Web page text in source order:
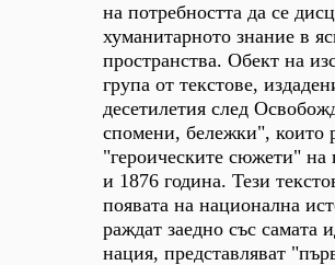
на потребността да се
хуманитарното знание в
пространства. Обект на
група от текстове,
десетилетия след
спомени, бележки", които
"героическите сюжети"
и 1876 година. Тези
появата на национална
раждат заедно със самата
нация, представляват